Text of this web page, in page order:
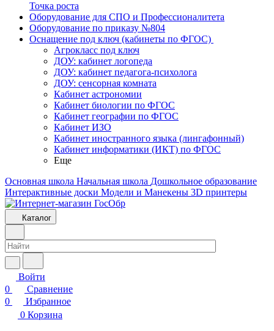
Точка роста
Оборудование для СПО и Профессионалитета
Оборудование по приказу №804
Оснащение под ключ (кабинеты по ФГОС)
Агрокласс под ключ
ДОУ: кабинет логопеда
ДОУ: кабинет педагога-психолога
ДОУ: сенсорная комната
Кабинет астрономии
Кабинет биологии по ФГОС
Кабинет географии по ФГОС
Кабинет ИЗО
Кабинет иностранного языка (лингафонный)
Кабинет информатики (ИКТ) по ФГОС
Еще
Основная школа Начальная школа Дошкольное образование
Интерактивные доски Модели и Манекены 3D принтеры
Каталог
Войти
0
Сравнение
0
Избранное
0 Корзина